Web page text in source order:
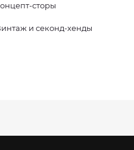
сторы
и секонд-хенды